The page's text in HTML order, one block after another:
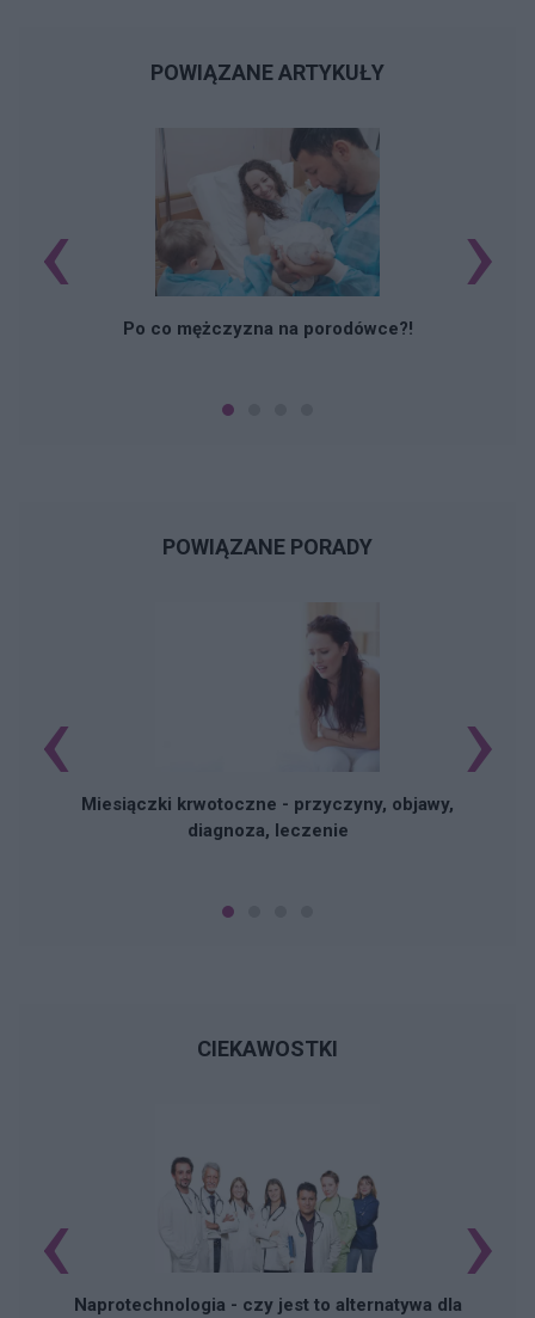
POWIĄZANE ARTYKUŁY
Po co mężczyzna na porodówce?!
‹ ›
POWIĄZANE PORADY
Miesiączki krwotoczne - przyczyny, objawy,
diagnoza, leczenie
‹ ›
CIEKAWOSTKI
Naprotechnologia - czy jest to alternatywa dla
‹ ›